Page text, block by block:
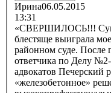
Ирина06.05.2015
13:31
«СВЕРШИЛОСЬ!!!
блестяще выиграла
районном суде. После
ответчика по Делу
адвокатов Печерский
«железобетонное»